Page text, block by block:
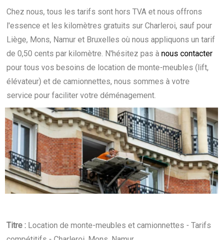
Chez nous, tous les tarifs sont hors TVA et nous offrons
l'essence et les kilomètres gratuits sur Charleroi, sauf pour
Liège, Mons, Namur et Bruxelles où nous appliquons un tarif
de 0,50 cents par kilomètre. N'hésitez pas à nous contacter
pour tous vos besoins de location de monte-meubles (lift,
élévateur) et de camionnettes, nous sommes à votre
service pour faciliter votre déménagement.
Titre : Location de monte-meubles et camionnettes - Tarifs